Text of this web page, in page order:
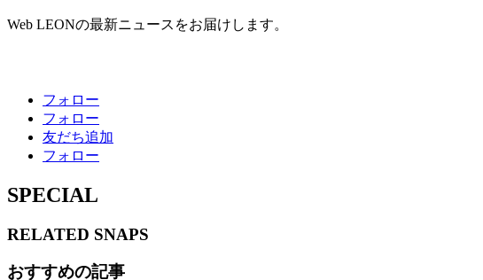
Web LEONの最新ニュースをお届けします。
フォロー
フォロー
友だち追加
フォロー
SPECIAL
RELATED SNAPS
おすすめの記事